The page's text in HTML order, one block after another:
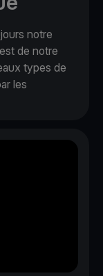
notre
de notre
types de
les